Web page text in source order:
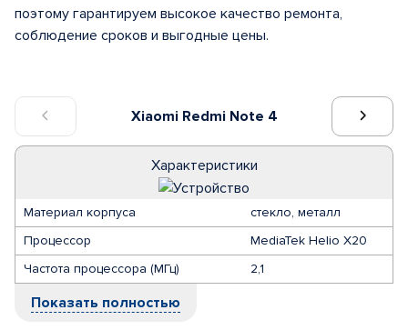
Xiaomi Redmi Note 4
Характеристики
Материал корпуса
стекло, металл
Процессор
MediaTek Helio X20
Частота процессора (МГц)
2,1
Показать полностью
поэтому гарантируем высокое качество ремонта,
соблюдение сроков и выгодные цены.